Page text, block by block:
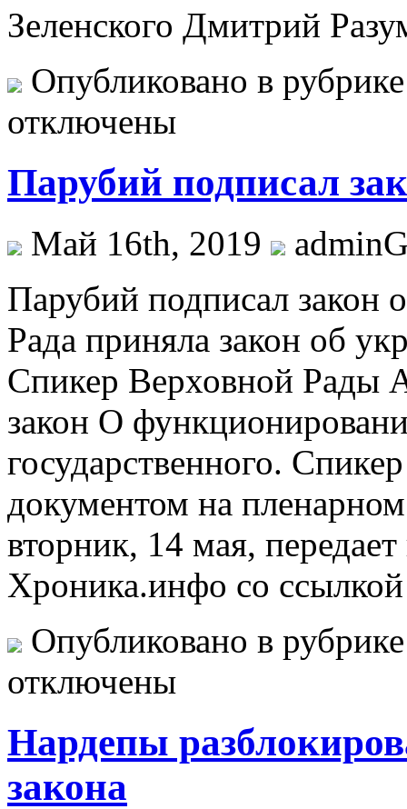
Зеленского Дмитрий
Опубликовано в
отключены
Парубий подписал
Май 16th, 2019
Пaрубий подписал закон
Рада приняла закон об
Спикер Верховной Рады
закон О
государственного.
документом на
вторник, 14 мая,
Хроника.инфо со
Опубликовано в
отключены
Нардепы
закона